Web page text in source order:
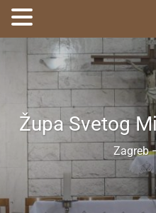
Župa Svetog
Zagreb